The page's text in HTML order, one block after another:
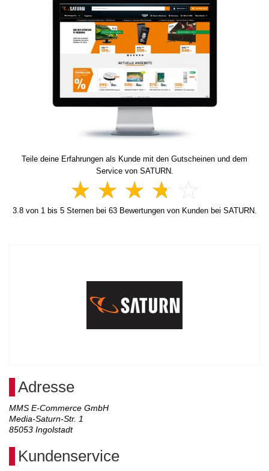
Teile deine Erfahrungen als Kunde mit den Gutscheinen und dem
Service von SATURN.
3.8von 1 bis 5Sternen bei 63Bewertungen von Kunden bei SATURN.
Adresse
MMS E-Commerce GmbH
Media-Saturn-Str. 1
85053 Ingolstadt
Kundenservice